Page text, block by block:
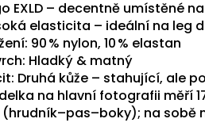
EXLD – decentně umístěné
elasticita – ideální na leg
90 % nylon, 10 % elastan
Hladký & matný
Druhá kůže – stahující, ale
na hlavní fotografii měří
na sobě